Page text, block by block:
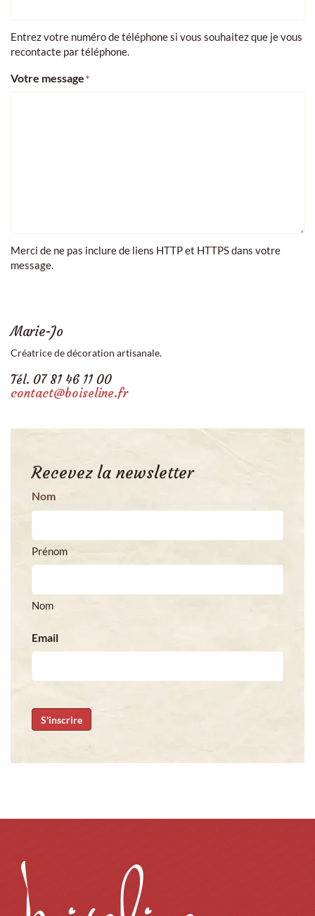
Entrez votre numéro de téléphone si vous souhaitez que je vous
recontacte par téléphone.
Votre message*
Merci de ne pas inclure de liens HTTP et HTTPS dans votre
message.
Marie-Jo
Créatrice de décoration artisanale.
Tél. 07 81 46 11 00
contact@boiseline.fr
Recevez la newsletter
Nom
Prénom
Nom
Email